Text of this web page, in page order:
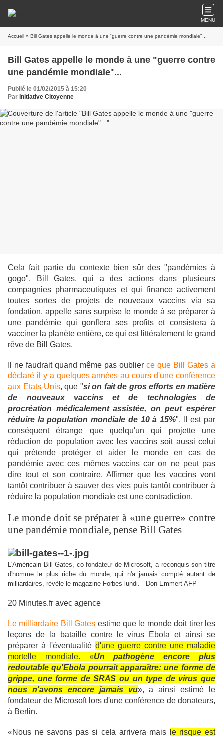
MENU
Accueil » Bill Gates appelle le monde à une "guerre contre une pandémie mondiale"...
Bill Gates appelle le monde à une "guerre contre
une pandémie mondiale"...
Publié le 01/02/2015 à 15:20
Par Initiative Citoyenne
Cela fait partie du contexte bien sûr des "pandémies à
gogo". Bill Gates, qui a des actions dans plusieurs
compagnies pharmaceutiques et qui finance activement
toutes sortes de projets de nouveaux vaccins via sa
fondation, appelle sans surprise le monde à se préparer à
une pandémie qui gonflera ses profits et consistera à
vacciner la planète entière, ce qui est littéralement le grand
rêve de Bill Gates.
Il ne faudrait quand même pas oublier ce que Bill Gates a
déclaré il y a quelques années au cours d'une conférence
aux Etats-Unis, que "si on fait de gros efforts en matière
de nouveaux vaccins et de technologies de
procréation médicalement assistée, on peut espérer
réduire la population mondiale de 10 à 15%". Il est par
conséquent étrange que quelqu'un qui projette une
réduction de population avec les vaccins soit aussi celui
qui prétende protéger et aider le monde en cas de
pandémie avec ces mêmes vaccins car on ne peut pas
dire tout et son contraire. Affirmer que les vaccins vont
tantôt contribuer à sauver des vies puis tantôt contribuer à
réduire la population mondiale est une contradiction.
Le monde doit se préparer à «une guerre» contre
une pandémie mondiale, pense Bill Gates
L'Américain Bill Gates, co-fondateur de Microsoft, a reconquis son titre
d'homme le plus riche du monde, qui n'a jamais compté autant de
milliardaires, révèle le magazine Forbes lundi. - Don Emmert AFP
20 Minutes.fr avec agence
Le milliardaire Bill Gates estime que le monde doit tirer les
leçons de la bataille contre le virus Ebola et ainsi se
préparer à l'éventualité d'une guerre contre une maladie
mortelle mondiale. «Un pathogène encore plus
redoutable qu'Ebola pourrait apparaître: une forme de
grippe, une forme de SRAS ou un type de virus que
nous n'avons encore jamais vu», a ainsi estimé le
fondateur de Microsoft lors d'une conférence de donateurs,
à Berlin.
«Nous ne savons pas si cela arrivera mais
le risque est